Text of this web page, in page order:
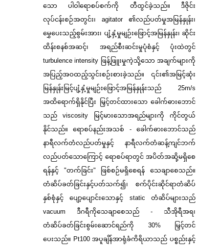
သော ပါဝါရောစပ်စက်ကို တီထွင်ခဲ့သည်။ ဒီဇိုင်း
လုပ်ငန်းစဉ်အတွင်း၊ agitator ၏လည်ပတ်မှုအမြန်နှုန်း၊
မွှေပေးသည့်စွမ်းအား၊ ပျံ့နှံ့မှုမျဉ်းဖြောင့်အမြန်နှုန်း၊ ဆိုင်း
ထိန်းစနစ်အဆင့်၊ အရည်စီးဆင်းမှုပုံစံနှင့် ပုံးထဲတွင်
turbulence intensity ဖြန့်ဖြူးမှုကဲ့သို့သော အချက်များကို
အပြည့်အဝထည့်သွင်းစဉ်းစားခဲ့သည်။ ၎င်း၏အမြင့်ဆုံး
မြန်နှုန်းမြင့်ပျံ့နှံ့မှုမျဉ်းဖြောင့်အမြန်နှုန်းသည် 25m/s
အထိရောက်ရှိနိုင်ပြီး မြှင့်တင်ထားသော ခေါက်ဓားဘောင်
သည် viscosity မြင့်မားသောအရည်များကို ကိုင်တွယ်
နိုင်သည်။ ရောစပ်နည်းအသစ် - ခေါက်ဓားဘောင်သည်
နာရီလက်တံလည်ပတ်မှုနှင့် နာရီလက်တံဆန့်ကျင်ဘက်
လည်ပတ်သောကြောင့် ရောစပ်ရာတွင် အပိတ်အဆို့မရှိစေ
ရန်နှင့် "တက်ခြင်း" ဖြစ်စဉ်မရှိစေရန် သေချာစေသည်။
တံဆိပ်ခတ်ခြင်းနှင့်ပတ်သက်၍၊ စက်ပိုင်းဆိုင်ရာတံဆိပ်
နှစ်စုံနှင့် ပျော့ပျောင်းသောနှင့် static တံဆိပ်များသည်
vacuum ဒီဂရီကိုသေချာစေသည် - သီအိုရီအရ၊
တံဆိပ်ခတ်ခြင်းစွမ်းဆောင်ရည်ကို 30% မြှင့်တင်
ပေးသည်။ Pt100 အပူချိန်အာရုံခံကိရိယာသည် ပစ္စည်းနှင့်